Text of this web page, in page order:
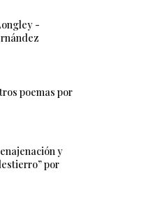
-
poemas por
y
por